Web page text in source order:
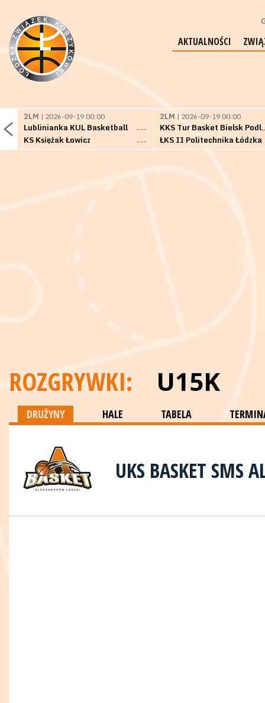
AKTUALNOŚCI
2LM | 2026-09-19 00:00
Lublinianka KUL Basketball
---
KS Księżak Łowicz
---
2LM | 2026-09-19 00:00
KKS Tur
ŁKS II Politechnika Łódzka
ROZGRYWKI: U15K
DRUŻYNY HALE TABELA
UKS BASKET SMS